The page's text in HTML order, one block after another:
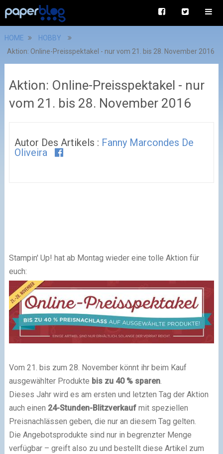
HOME
HOBBY
Aktion: Online-Preisspektakel - nur vom 21. bis 28. November 2016
Aktion: Online-Preisspektakel - nur
vom 21. bis 28. November 2016
Autor Des Artikels : Fanny Marcondes De
Oliveira
Stampin' Up! hat ab Montag wieder eine tolle Aktion für
euch:
Vom 21. bis zum 28. November könnt ihr beim Kauf
ausgewählter Produkte bis zu 40 % sparen.
Dieses Jahr wird es am ersten und letzten Tag der Aktion
auch einen 24-Stunden-Blitzverkauf mit speziellen
Preisnachlässen geben, die nur an diesem Tag gelten.
Die Angebotsprodukte sind nur in begrenzter Menge
verfügbar – greift also zu und bestellt diese Artikel zum